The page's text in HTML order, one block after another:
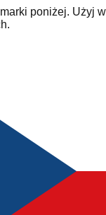
poniżej. Użyj